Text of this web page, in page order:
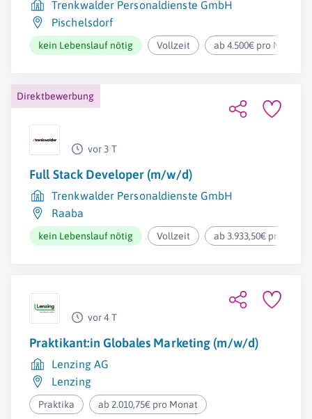
Trenkwalder Personaldienste GmbH
Pischelsdorf
kein Lebenslauf nötig Vollzeit ab 4.500€ pro Monat
Direktbewerbung
vor 3 T
Full Stack Developer (m/w/d)
Trenkwalder Personaldienste GmbH
Raaba
kein Lebenslauf nötig Vollzeit ab 3.933,50€ pro
vor 4 T
Praktikant:in Globales Marketing (m/w/d)
Lenzing AG
Lenzing
Praktika ab 2.010,75€ pro Monat